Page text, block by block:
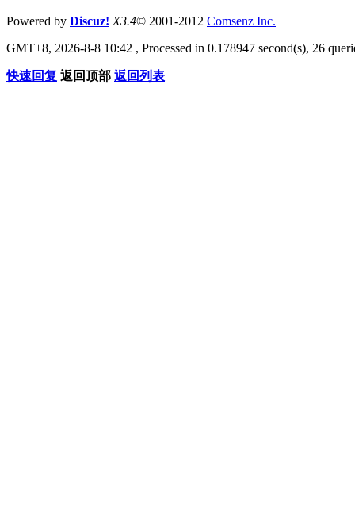
Powered by Discuz! X3.4© 2001-2012 Comsenz Inc.
GMT+8, 2026-8-8 10:42 , Processed in 0.178947 second(s), 26
快速回复 返回顶部 返回列表